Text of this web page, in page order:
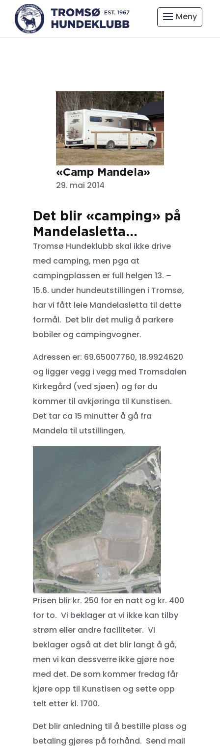
«Camp Mandela»
29. mai 2014
Det blir «camping» på
Mandelasletta…
Tromsø Hundeklubb skal ikke drive
med camping, men pga at
campingplassen er full helgen 13. –
15.6. under hundeutstillingen i Tromsø,
har vi fått leie Mandelasletta til dette
formål. Det blir det mulig å parkere
bobiler og campingvogner.
Adressen er: 69.65007760, 18.9924620
og ligger vegg i vegg med Tromsdalen
Kirkegård (ved sjøen) og før du
kommer til avkjøringa til Kunstisen.
Det tar ca 15 minutter å gå fra
Mandela til utstillingen,
Prisen blir kr. 250 for en natt og kr. 400
for to. Vi beklager at vi ikke kan tilby
strøm eller andre faciliteter. Vi
beklager også at det blir langt å gå,
men vi kan dessverre ikke gjøre noe
med det. De som kommer fredag får
kjøre opp til Kunstisen og sette opp
telt etter kl. 1700.
Det blir anledning til å bestille plass og
betaling gjøres på forhånd. Send mail